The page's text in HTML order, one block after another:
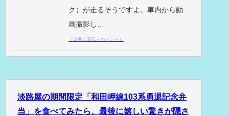
ク）が走るそうですよ。車内から動
画撮影し…
（出典：花伝－カデン－）
淡路屋の期間限定「和田岬線103系勇退記念弁
当」を食べてみたら、最後に嬉しい驚きが隠さ